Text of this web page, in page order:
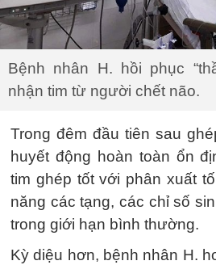
Bệnh nhân H. hồi phục
nhận tim từ người chết não.
Trong đêm đầu tiên sau
huyết động hoàn toàn ổn
tim ghép tốt với phân xuất
năng các tạng, các chỉ số
trong giới hạn bình thường.
Kỳ diệu hơn, bệnh nhân H.